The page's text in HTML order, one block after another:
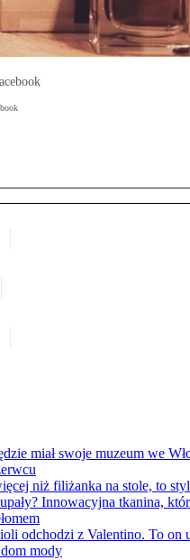
miał swoje muzeum we
niż filiżanka na stole, to
Innowacyjna tkanina,
odchodzi z Valentino. To on
mody